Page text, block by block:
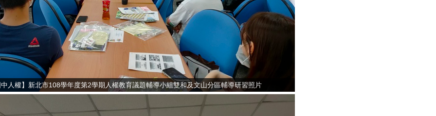
人權】新北市108學年度第2學期人權教育議題輔導小組雙和及文山分區輔導研習照片